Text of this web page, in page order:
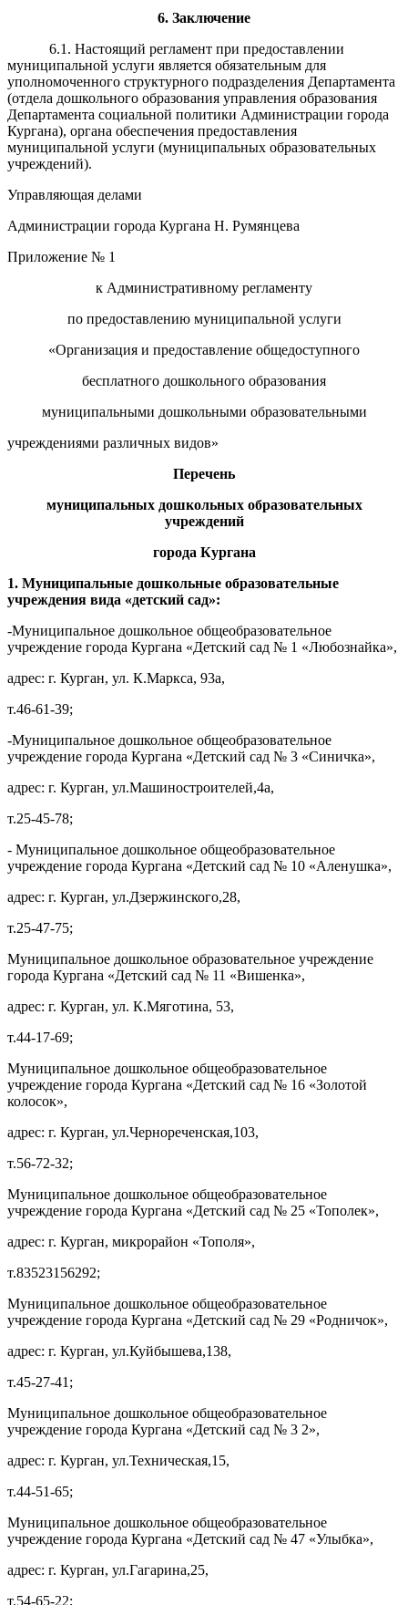
6. Заключение
6.1. Настоящий регламент при предоставлении
муниципальной услуги является обязательным для
уполномоченного структурного подразделения Департамента
(отдела дошкольного образования управления образования
Департамента социальной политики Администрации города
Кургана), органа обеспечения предоставления
муниципальной услуги (муниципальных образовательных
учреждений).
Управляющая делами
Администрации города Кургана Н. Румянцева
Приложение № 1
к Административному регламенту
по предоставлению муниципальной услуги
«Организация и предоставление общедоступного
бесплатного дошкольного образования
муниципальными дошкольными образовательными
учреждениями различных видов»
Перечень
муниципальных дошкольных образовательных
учреждений
города Кургана
1. Муниципальные дошкольные образовательные
учреждения вида «детский сад»:
-Муниципальное дошкольное общеобразовательное
учреждение города Кургана «Детский сад № 1 «Любознайка»,
адрес: г. Курган, ул. К.Маркса, 93а,
т.46-61-39;
-Муниципальное дошкольное общеобразовательное
учреждение города Кургана «Детский сад № 3 «Синичка»,
адрес: г. Курган, ул.Машиностроителей,4а,
т.25-45-78;
- Муниципальное дошкольное общеобразовательное
учреждение города Кургана «Детский сад № 10 «Аленушка»,
адрес: г. Курган, ул.Дзержинского,28,
т.25-47-75;
Муниципальное дошкольное образовательное учреждение
города Кургана «Детский сад № 11 «Вишенка»,
адрес: г. Курган, ул. К.Мяготина, 53,
т.44-17-69;
Муниципальное дошкольное общеобразовательное
учреждение города Кургана «Детский сад № 16 «Золотой
колосок»,
адрес: г. Курган, ул.Чернореченская,103,
т.56-72-32;
Муниципальное дошкольное общеобразовательное
учреждение города Кургана «Детский сад № 25 «Тополек»,
адрес: г. Курган, микрорайон «Тополя»,
т.83523156292;
Муниципальное дошкольное общеобразовательное
учреждение города Кургана «Детский сад № 29 «Родничок»,
адрес: г. Курган, ул.Куйбышева,138,
т.45-27-41;
Муниципальное дошкольное общеобразовательное
учреждение города Кургана «Детский сад № 3 2»,
адрес: г. Курган, ул.Техническая,15,
т.44-51-65;
Муниципальное дошкольное общеобразовательное
учреждение города Кургана «Детский сад № 47 «Улыбка»,
адрес: г. Курган, ул.Гагарина,25,
т.54-65-22;